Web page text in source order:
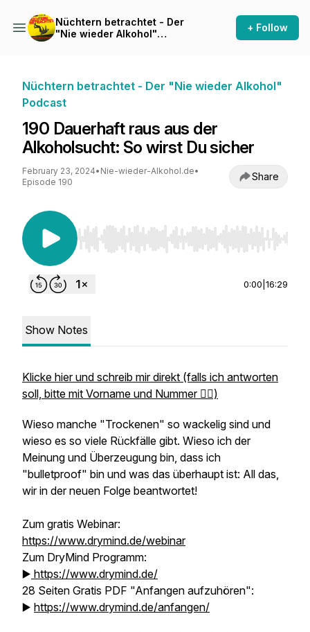
Nüchtern betrachtet - Der
"Nie wieder Alkohol"
+ Follow
Nüchtern betrachtet - Der "Nie wieder Alkohol"
Podcast
190 Dauerhaft raus aus der
Alkoholsucht: So wirst Du sicher
February 23, 2024• Nie-wieder-Alkohol.de•
Episode 190
Share
Use Left/Right to seek, Home/End to jump to
0:00 16:29
Show Notes
Klicke hier und schreib mir direkt (falls ich antworten
soll, bitte mit Vorname und Nummer ✌🏼)
Wieso manche "Trockenen" so wackelig sind und
wieso es so viele Rückfälle gibt. Wieso ich der
Meinung und Überzeugung bin, dass ich
"bulletproof" bin und was das überhaupt ist: All das,
wir in der neuen Folge beantwortet!
Zum gratis Webinar:
https://www.drymind.de/webinar
Zum DryMind Programm:
▶️ https://www.drymind.de/
28 Seiten Gratis PDF "Anfangen aufzuhören":
▶️ https://www.drymind.de/anfangen/